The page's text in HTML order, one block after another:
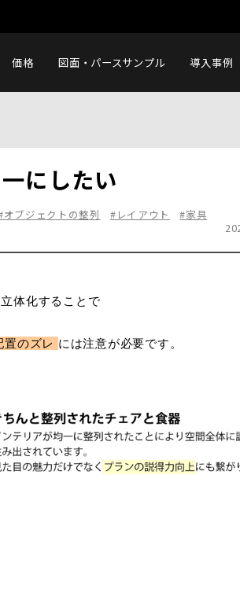
価格 図面・パースサンプル 導入事例
にしたい
オブジェクトの整列 #レイアウト
#家具
体化することで
置のズレ には注意が必要です。